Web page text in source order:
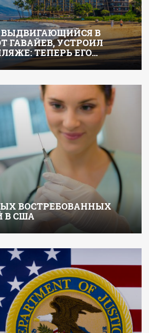
В
ГАВАЙЕВ, УСТРОИЛ
ТЕПЕРЬ ЕГО…
ВОСТРЕБОВАННЫХ
В США